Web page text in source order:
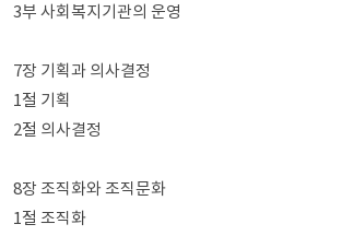
3부 사회복지기관의 운영
7장 기획과 의사결정
1절 기획
2절 의사결정
8장 조직화와 조직문화
1절 조직화